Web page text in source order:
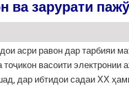
ва зарурати
асри равон дар тарбияи
васоити электронии
дар ибтидои садаи ХХ